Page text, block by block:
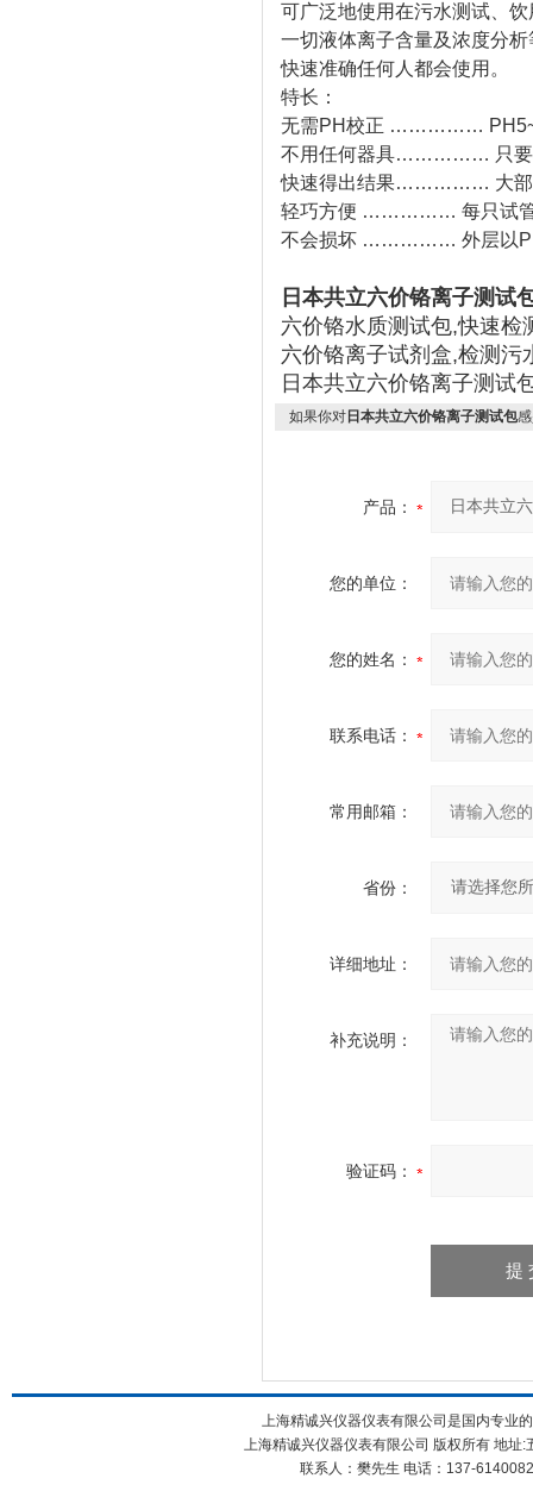
可广泛地使用在污水测试、
一切液体离子含量及浓度分
快速准确任何人都会使用。
特长：
无需PH校正 ……………
不用任何器具…………… 只要
快速得出结果…………… 大部
轻巧方便 …………… 每只试管
不会损坏 …………… 外层以
日本共立六价铬离子测试
六价铬水质测试包,快速检
六价铬离子试剂盒,检测污
日本共立六价铬离子测试
如果你对 日本共立六价铬离子测试包
产品：
您的单位：
您的姓名：
联系电话：
常用邮箱：
省份：
详细地址：
补充说明：
验证码：
上海精诚兴仪器仪表有限公司是国内专业
上海精诚兴仪器仪表有限公司 版权所有 地
联系人：樊先生 电话：137-